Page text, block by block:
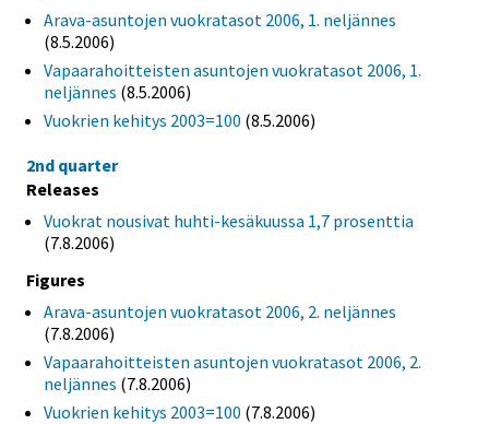
Arava-asuntojen vuokratasot 2006, 1. neljännes
(8.5.2006)
Vapaarahoitteisten asuntojen vuokratasot 2006, 1.
neljännes (8.5.2006)
Vuokrien kehitys 2003=100 (8.5.2006)
2nd quarter
Releases
Vuokrat nousivat huhti-kesäkuussa 1,7 prosenttia
(7.8.2006)
Figures
Arava-asuntojen vuokratasot 2006, 2. neljännes
(7.8.2006)
Vapaarahoitteisten asuntojen vuokratasot 2006, 2.
neljännes (7.8.2006)
Vuokrien kehitys 2003=100 (7.8.2006)